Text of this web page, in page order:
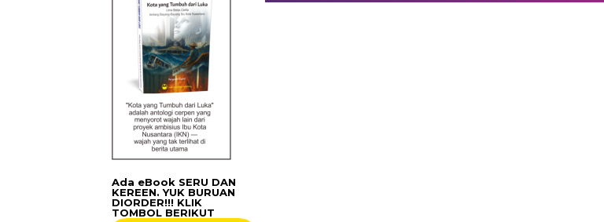
Ada eBook SERU DAN
KEREEN. YUK BURUAN
DIORDER!!! KLIK
TOMBOL BERIKUT